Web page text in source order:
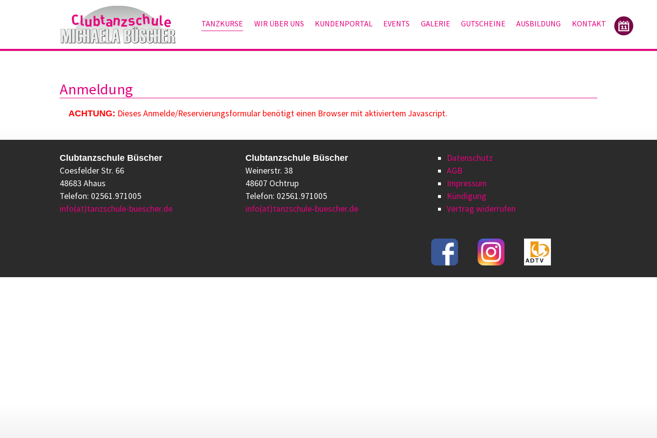
Zum Hauptinhalt springen
TANZKURSE WIR ÜBER UNS KUNDENPORTAL EVENTS GALERIE GUTSCHEINE AUSBILDUNG KONTAKT
Anmeldung
ACHTUNG: Dieses Anmelde/Reservierungsformular benötigt einen Browser mit aktiviertem Javascript.
Clubtanzschule Büscher
Coesfelder Str. 66
48683 Ahaus
Telefon: 02561.971005
info(at)tanzschule-buescher.de
Clubtanzschule Büscher
Weinerstr. 38
48607 Ochtrup
Telefon: 02561.971005
info(at)tanzschule-buescher.de
Datenschutz
AGB
Impressum
Kündigung
Vertrag widerrufen